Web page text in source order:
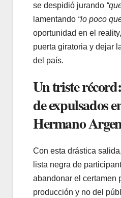
se despidió jurando
lamentando “lo poco
oportunidad en el
puerta giratoria y dejar
del país.
Un triste
de expulsados
Hermano
Con esta drástica
lista negra de
abandonar el certamen
producción y no del